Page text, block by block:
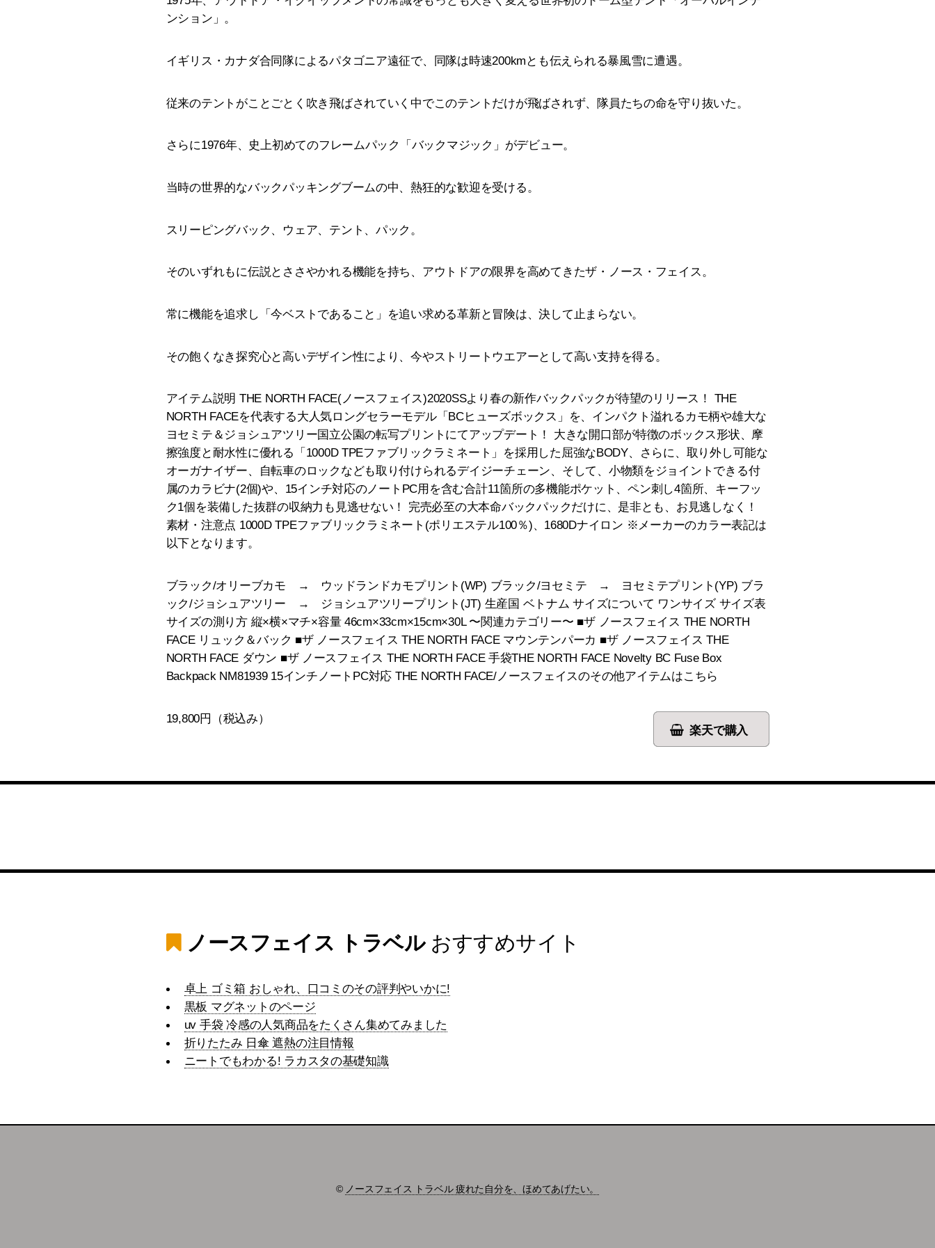
ンション」。
イギリス・カナダ合同隊によるパタゴニア遠征で、同隊は時速200kmとも伝えられる暴風雪に遭遇。
従来のテントがことごとく吹き飛ばされていく中でこのテントだけが飛ばされず、隊員たちの命を守り抜いた。
さらに1976年、史上初めてのフレームパック「バックマジック」がデビュー。
当時の世界的なバックパッキングブームの中、熱狂的な歓迎を受ける。
スリーピングバック、ウェア、テント、パック。
そのいずれもに伝説とささやかれる機能を持ち、アウトドアの限界を高めてきたザ・ノース・フェイス。
常に機能を追求し「今ベストであること」を追い求める革新と冒険は、決して止まらない。
その飽くなき探究心と高いデザイン性により、今やストリートウエアーとして高い支持を得る。
アイテム説明 THE NORTH FACE(ノースフェイス)2020SSより春の新作バックパックが待望のリリース！ THE
NORTH FACEを代表する大人気ロングセラーモデル「BCヒューズボックス」を、インパクト溢れるカモ柄や雄大な
ヨセミテ＆ジョシュアツリー国立公園の転写プリントにてアップデート！ 大きな開口部が特徴のボックス形状、摩
擦強度と耐水性に優れる「1000D TPEファブリックラミネート」を採用した屈強なBODY、さらに、取り外し可能な
オーガナイザー、自転車のロックなども取り付けられるデイジーチェーン、そして、小物類をジョイントできる付
属のカラビナ(2個)や、15インチ対応のノートPC用を含む合計11箇所の多機能ポケット、ペン刺し4箇所、キーフッ
ク1個を装備した抜群の収納力も見逃せない！ 完売必至の大本命バックパックだけに、是非とも、お見逃しなく！
素材・注意点 1000D TPEファブリックラミネート(ポリエステル100％)、1680Dナイロン ※メーカーのカラー表記は
以下となります。
ブラック/オリーブカモ → ウッドランドカモプリント(WP) ブラック/ヨセミテ → ヨセミテプリント(YP) ブラ
ック/ジョシュアツリー → ジョシュアツリープリント(JT) 生産国 ベトナム サイズについて ワンサイズ サイズ表
サイズの測り方 縦×横×マチ×容量 46cm×33cm×15cm×30L 〜関連カテゴリー〜 ■ザ ノースフェイス THE NORTH
FACE リュック＆バック ■ザ ノースフェイス THE NORTH FACE マウンテンパーカ ■ザ ノースフェイス THE
NORTH FACE ダウン ■ザ ノースフェイス THE NORTH FACE 手袋THE NORTH FACE Novelty BC Fuse Box
Backpack NM81939 15インチノートPC対応 THE NORTH FACE/ノースフェイスのその他アイテムはこちら
楽天で購入
19,800円（税込み）
ノースフェイス トラベルおすすめサイト
卓上 ゴミ箱 おしゃれ、口コミのその評判やいかに!
黒板 マグネットのページ
uv 手袋 冷感の人気商品をたくさん集めてみました
折りたたみ 日傘 遮熱の注目情報
ニートでもわかる! ラカスタの基礎知識
© ノースフェイス トラベル 疲れた自分を、ほめてあげたい。